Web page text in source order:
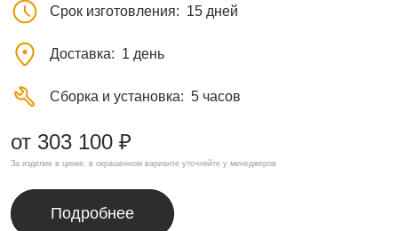
Срок изготовления 15 дней
Доставка 1 день
Сборка и установка 5 часов
от 303 100 ₽
За изделие в цинке, в окрашенном варианте уточняйте у менеджеров
Подробнее